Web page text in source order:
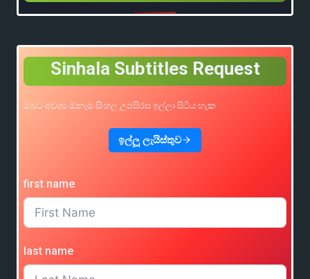
Sinhala Subtitles Request
ඔබට අවශ්‍ය ඕනෑම සිංහල උපසිරස ඉල්ලා සිටිය හැක
ඉල්ලූ ලැයිස්තුව
first name
last name